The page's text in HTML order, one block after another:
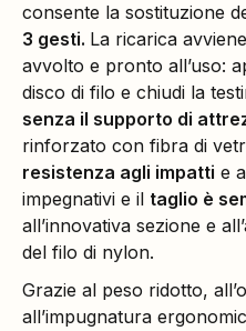
consente la sostituzione
3 gesti. La ricarica
avvolto e pronto all’uso:
disco di filo e chiudi la
senza il supporto di
rinforzato con fibra di
resistenza agli impatti e
impegnativi e il taglio è
all’innovativa sezione e
del filo di nylon.
Grazie al peso ridotto,
all’impugnatura